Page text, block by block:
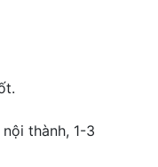
thành, 1-3